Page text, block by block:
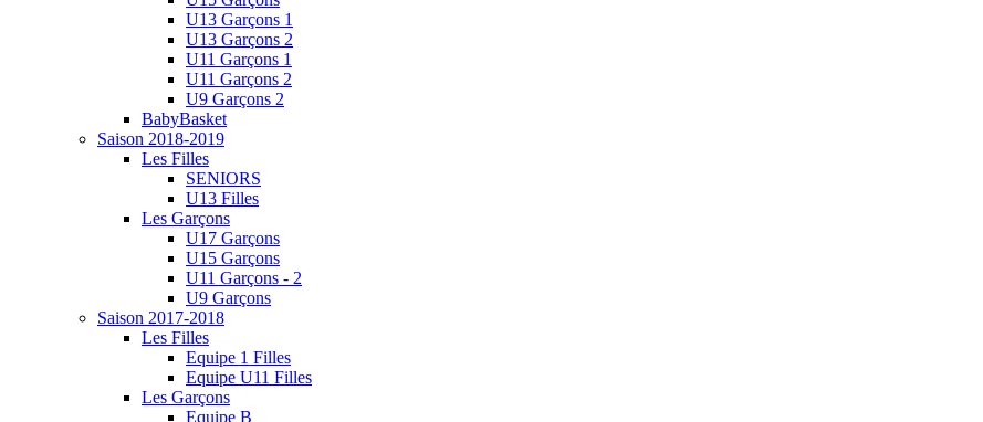
U13 Garçons 1
U13 Garçons 2
U11 Garçons 1
U11 Garçons 2
U9 Garçons 2
BabyBasket
Saison 2018-2019
Les Filles
SENIORS
U13 Filles
Les Garçons
U17 Garçons
U15 Garçons
U11 Garçons - 2
U9 Garçons
Saison 2017-2018
Les Filles
Equipe 1 Filles
Equipe U11 Filles
Les Garçons
Equipe B